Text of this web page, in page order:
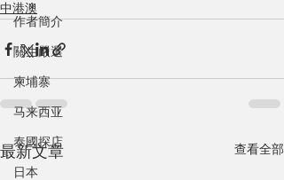
作者簡介
關生嚴選
柬埔寨
马来西亚
泰國探店
日本
中港澳
最新文章 查看全部